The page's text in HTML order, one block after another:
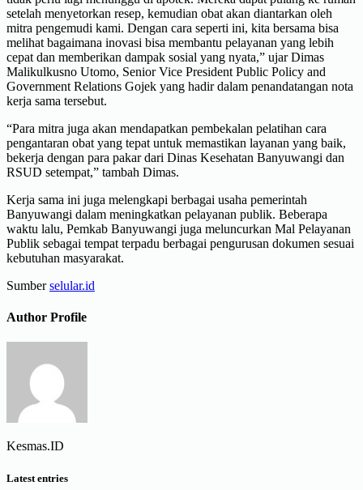
setelah menyetorkan resep, kemudian obat akan diantarkan oleh
mitra pengemudi kami. Dengan cara seperti ini, kita bersama bisa
melihat bagaimana inovasi bisa membantu pelayanan yang lebih
cepat dan memberikan dampak sosial yang nyata,” ujar Dimas
Malikulkusno Utomo, Senior Vice President Public Policy and
Government Relations Gojek yang hadir dalam penandatangan nota
kerja sama tersebut.
“Para mitra juga akan mendapatkan pembekalan pelatihan cara
pengantaran obat yang tepat untuk memastikan layanan yang baik,
bekerja dengan para pakar dari Dinas Kesehatan Banyuwangi dan
RSUD setempat,” tambah Dimas.
Kerja sama ini juga melengkapi berbagai usaha pemerintah
Banyuwangi dalam meningkatkan pelayanan publik. Beberapa
waktu lalu, Pemkab Banyuwangi juga meluncurkan Mal Pelayanan
Publik sebagai tempat terpadu berbagai pengurusan dokumen sesuai
kebutuhan masyarakat.
Sumberselular.id
Author Profile
Kesmas.ID
Latest entries